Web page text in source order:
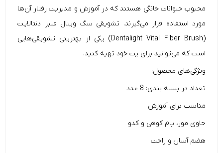
محبوب حیوانات خانگی هستند که در آموزش و مدیریت رفتار آن‌ها
مورد استفاده قرار می‌گیرند. تشویقی سگ ویتال فیبر دنتالایت
(Dentalight Vital Fiber Brush) یکی از بهترینی تشویقی‌هایی
است که می‌توانید برای پت خود تهیه کنید.
ویژگی‌های محصول:
تعداد در بسته بندی: 8 عدد
مناسب برای آموزش
حاوی موز، یام کوهی و کدو
هضم آسان و راحت